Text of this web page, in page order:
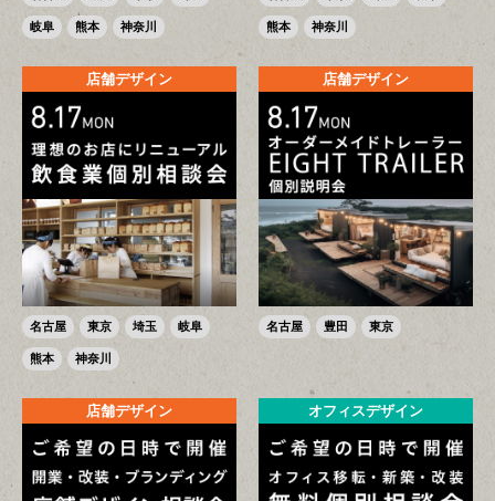
岐阜 熊本 神奈川 熊本 神奈川
店舗デザイン
名古屋 東京 埼玉 岐阜
熊本 神奈川
店舗デザイン
名古屋 豊田 東京
店舗デザイン オフィスデザイン